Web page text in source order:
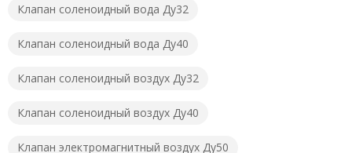
Клапан соленоидный вода Ду32
Клапан соленоидный вода Ду40
Клапан соленоидный воздух Ду32
Клапан соленоидный воздух Ду40
Клапан электромагнитный воздух Ду50